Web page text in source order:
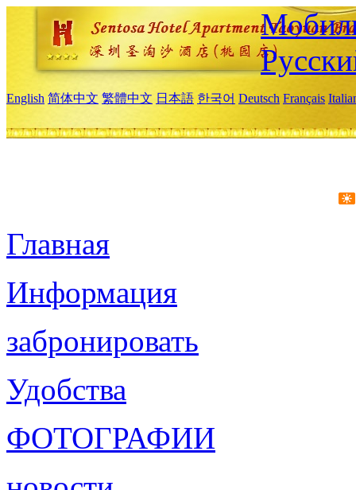
English 简体中文 繁體中文 日本語 한국어 Deutsch Français
Главная
Информация
забронировать
Удобства
ФОТОГРАФИИ